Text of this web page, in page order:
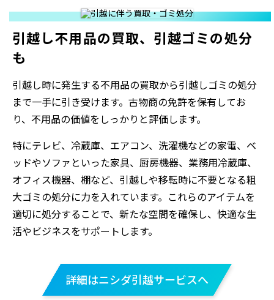
引越し不用品の買取、引越ゴミの処分
も
引越し時に発生する不用品の買取から引越しゴミの処分
まで一手に引き受けます。古物商の免許を保有してお
り、不用品の価値をしっかりと評価します。
特にテレビ、冷蔵庫、エアコン、洗濯機などの家電、ベ
ッドやソファといった家具、厨房機器、業務用冷蔵庫、
オフィス機器、棚など、引越しや移転時に不要となる粗
大ゴミの処分に力を入れています。これらのアイテムを
適切に処分することで、新たな空間を確保し、快適な生
活やビジネスをサポートします。
詳細はニシダ引越サービスへ